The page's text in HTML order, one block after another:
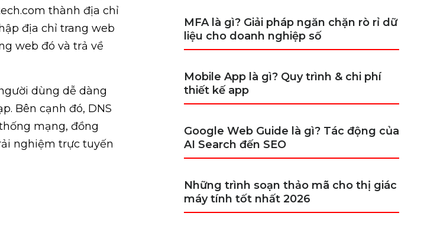
thành địa chỉ
địa chỉ trang web
web đó và trả về
dùng dễ dàng
Bên cạnh đó, DNS
mạng, đồng
nghiệm trực tuyến
MFA là gì? Giải pháp ngăn chặn rò rỉ dữ
liệu cho doanh nghiệp số
Mobile App là gì? Quy trình & chi phí
thiết kế app
Google Web Guide là gì? Tác động của
AI Search đến SEO
Những trình soạn thảo mã cho thị giác
máy tính tốt nhất 2026